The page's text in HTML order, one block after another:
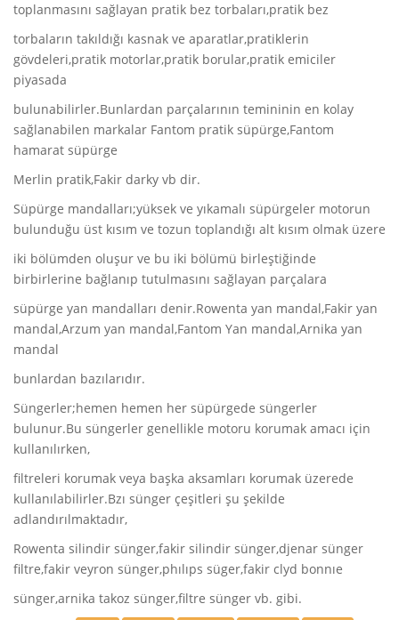
toplanmasını sağlayan pratik bez torbaları,pratik bez
torbaların takıldığı kasnak ve aparatlar,pratiklerin
gövdeleri,pratik motorlar,pratik borular,pratik emiciler
piyasada
bulunabilirler.Bunlardan parçalarının temininin en kolay
sağlanabilen markalar Fantom pratik süpürge,Fantom
hamarat süpürge
Merlin pratik,Fakir darky vb dir.
Süpürge mandalları;yüksek ve yıkamalı süpürgeler motorun
bulunduğu üst kısım ve tozun toplandığı alt kısım olmak üzere
iki bölümden oluşur ve bu iki bölümü birleştiğinde
birbirlerine bağlanıp tutulmasını sağlayan parçalara
süpürge yan mandalları denir.Rowenta yan mandal,Fakir yan
mandal,Arzum yan mandal,Fantom Yan mandal,Arnika yan
mandal
bunlardan bazılarıdır.
Süngerler;hemen hemen her süpürgede süngerler
bulunur.Bu süngerler genellikle motoru korumak amacı için
kullanılırken,
filtreleri korumak veya başka aksamları korumak üzerede
kullanılabilirler.Bzı sünger çeşitleri şu şekilde
adlandırılmaktadır,
Rowenta silindir sünger,fakir silindir sünger,djenar sünger
filtre,fakir veyron sünger,phılıps süger,fakir clyd bonnıe
sünger,arnika takoz sünger,filtre sünger vb. gibi.